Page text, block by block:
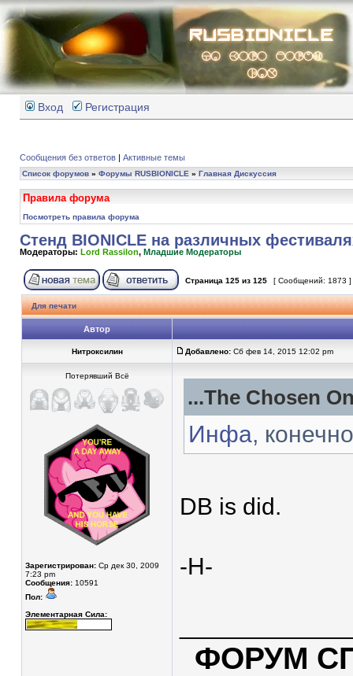
Вход Регистрация
Сообщения без ответов | Активные темы
Список форумов » Форумы RUSBIONICLE » Главная Дискуссия
Правила форума
Посмотреть правила форума
Стенд BIONICLE на различных
Модераторы: Lord Rassilon, Младшие Модераторы
Страница 125 из 125 [ Сообщений: 1873 ]
Для печати
Автор
Нитроксилин Добавлено: Сб фев 14, 2015 12:02 pm
Потерявший Всё
Зарегистрирован: Ср дек 30, 2009
7:23 pm
Сообщения: 10591
Пол:
Элементарная Сила:
...The Chosen
Инфа,
DB is did.
-Н-
ФОРУМ